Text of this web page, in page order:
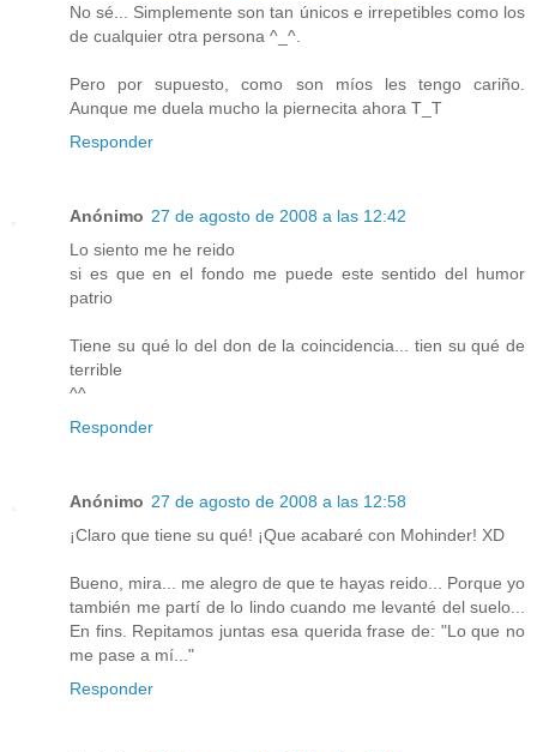
No sé... Simplemente son tan únicos e irrepetibles como los
de cualquier otra persona ^_^.
Pero por supuesto, como son míos les tengo cariño.
Aunque me duela mucho la piernecita ahora T_T
Responder
Anónimo 27 de agosto de 2008 a las 12:42
Lo siento me he reido
si es que en el fondo me puede este sentido del humor
patrio
Tiene su qué lo del don de la coincidencia... tien su qué de
terrible
^^
Responder
Anónimo 27 de agosto de 2008 a las 12:58
¡Claro que tiene su qué! ¡Que acabaré con Mohinder! XD
Bueno, mira... me alegro de que te hayas reido... Porque yo
también me partí de lo lindo cuando me levanté del suelo...
En fins. Repitamos juntas esa querida frase de: "Lo que no
me pase a mí..."
Responder